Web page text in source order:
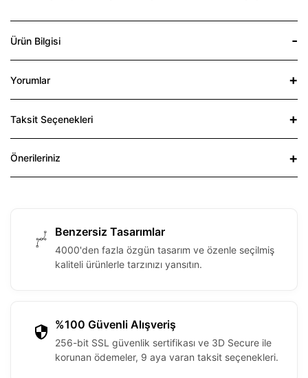
Ürün Bilgisi
Yorumlar
Taksit Seçenekleri
Önerileriniz
Benzersiz Tasarımlar
4000'den fazla özgün tasarım ve özenle seçilmiş
kaliteli ürünlerle tarzınızı yansıtın.
%100 Güvenli Alışveriş
256-bit SSL güvenlik sertifikası ve 3D Secure ile
korunan ödemeler, 9 aya varan taksit seçenekleri.